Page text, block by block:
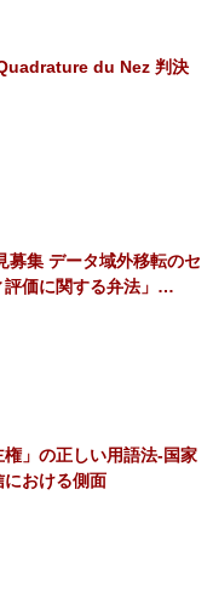
du Nez 判決
募集 データ域外移転のセ
評価に関する弁法」…
権」の正しい用語法-国家
における側面